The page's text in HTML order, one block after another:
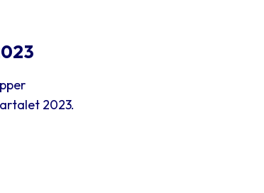
2023.